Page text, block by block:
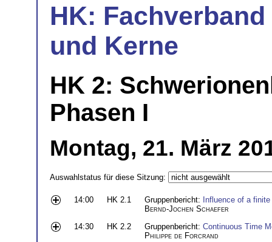
HK:
und Kerne
HK 2:
Phasen I
Montag, 21. März
Auswahlstatus für diese Sitzung:
14:00 HK 2.1 Gruppenbericht: Influence of a
Bernd-Jochen Schaefer
14:30
HK 2.2 Gruppenbericht: Continuous Time
Philippe de Forcrand